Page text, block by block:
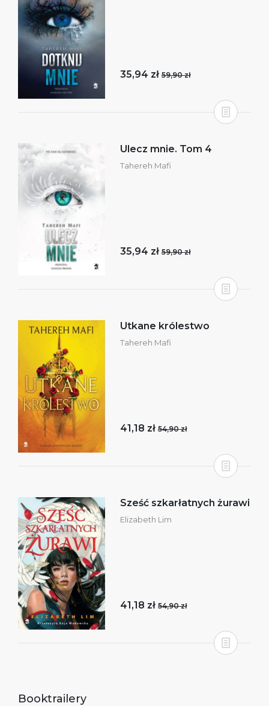
35,94 zł 59,90 zł
Ulecz mnie. Tom 4
Tahereh Mafi
35,94 zł 59,90 zł
Utkane królestwo
Tahereh Mafi
41,18 zł 54,90 zł
Sześć szkarłatnych żurawi
Elizabeth Lim
41,18 zł 54,90 zł
Booktrailery